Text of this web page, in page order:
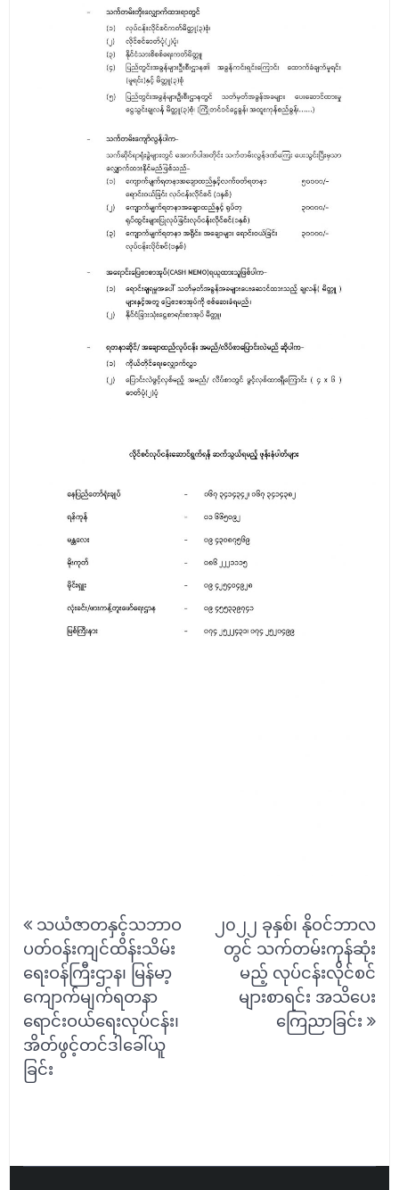
Post
navigation
သယံဇာတနှင့်သဘာဝ
ပတ်ဝန်းကျင်ထိန်းသိမ်း
ရေးဝန်ကြီးဌာန၊ မြန်မာ့
ကျောက်မျက်ရတနာ
ရောင်းဝယ်ရေးလုပ်ငန်း၊
အိတ်ဖွင့်တင်ဒါခေါ်ယူ
ခြင်း
၂၀၂၂ ခုနှစ်၊ နိုဝင်ဘာလ
တွင် သက်တမ်းကုန်ဆုံး
မည့် လုပ်ငန်းလိုင်စင်
များစာရင်း အသိပေး
ကြေညာခြင်း